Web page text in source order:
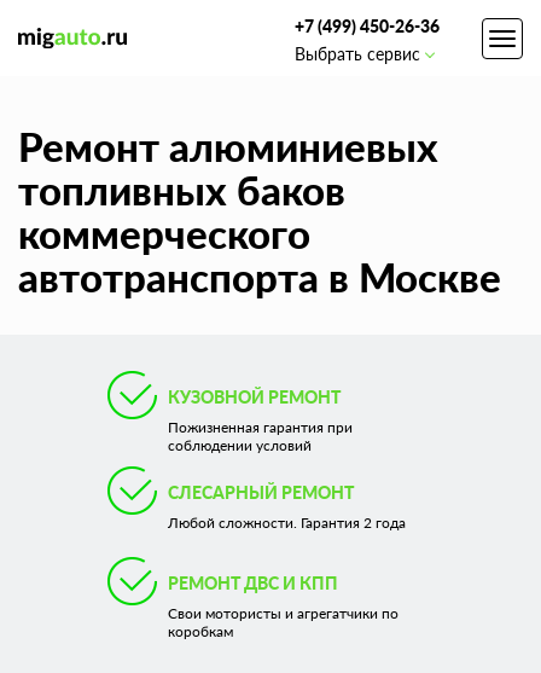
+7 (499) 450-26-36
Выбрать сервис
Ремонт алюминиевых
топливных баков
коммерческого
автотранспорта в Москве
КУЗОВНОЙ РЕМОНТ
Пожизненная гарантия при
соблюдении условий
СЛЕСАРНЫЙ РЕМОНТ
Любой сложности. Гарантия 2 года
РЕМОНТ ДВС И КПП
Свои мотористы и агрегатчики по
коробкам